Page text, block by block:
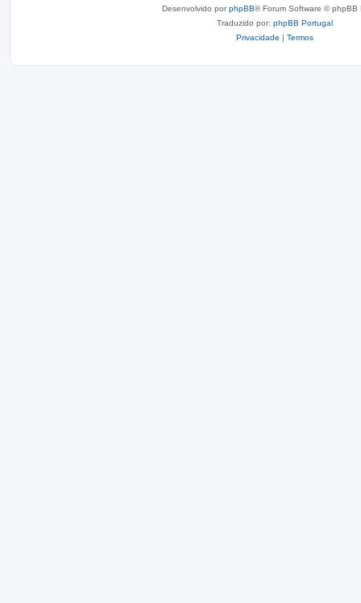
Desenvolvido porphpBB® Forum Software © phpBB
Traduzido por: phpBB Portugal
Privacidade | Termos